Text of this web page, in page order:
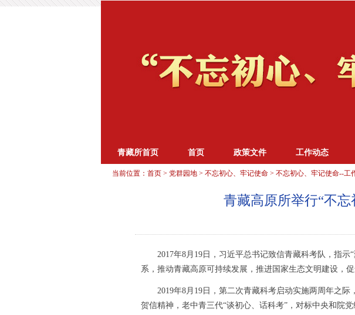
青藏所首页 首页 政策文件 工作动态
当前位置： 首页 > 党群园地 > 不忘初心、牢记使命 > 不忘初心、牢记使命--工
青藏高原所举行“不
2017年8月19日，习近平总书记致信青藏科考队，指示
系，推动青藏高原可持续发展，推进国家生态文明建设，
2019年8月19日，第二次青藏科考启动实施两周年之际
贺信精神，老中青三代“谈初心、话科考”，对标中央和院